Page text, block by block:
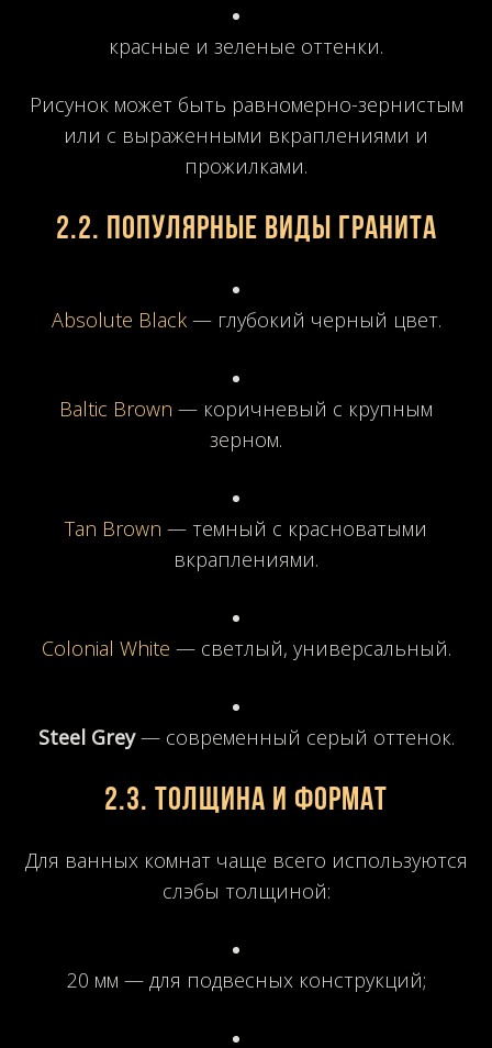
красные и зеленые оттенки.
Рисунок может быть равномерно-зернистым
или с выраженными вкраплениями и
прожилками.
2.2. Популярные виды гранита
Absolute Black— глубокий черный цвет.
Baltic Brown — коричневый с крупным
зерном.
Tan Brown — темный с красноватыми
вкраплениями.
Colonial White — светлый, универсальный.
Steel Grey— современный серый оттенок.
2.3. Толщина и формат
Для ванных комнат чаще всего используются
слэбы толщиной:
20 мм — для подвесных конструкций;